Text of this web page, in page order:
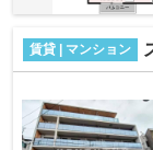
賃貸 | マンション